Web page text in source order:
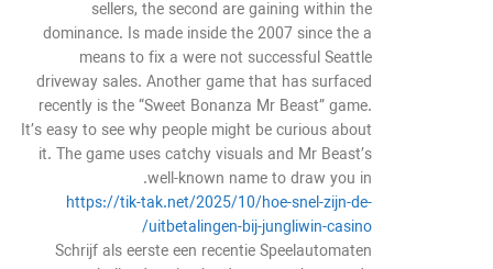
sellers, the second are gaining within the
dominance. Is made inside the 2007 since the a
means to fix a were not successful Seattle
driveway sales. Another game that has surfaced
recently is the “Sweet Bonanza Mr Beast” game.
It’s easy to see why people might be curious about
it. The game uses catchy visuals and Mr Beast’s
well-known name to draw you in.
https://tik-tak.net/2025/10/hoe-snel-zijn-de-
uitbetalingen-bij-jungliwin-casino/
Schrijf als eerste een recentie Speelautomaten